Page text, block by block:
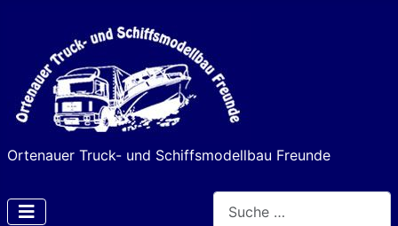
Ortenauer Truck- und Schiffsmodellbau Freunde